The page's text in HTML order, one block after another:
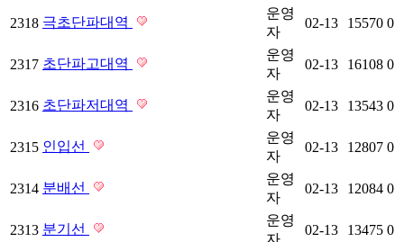
2318 극초단파대역
운영
자
02-13 15570 0
2317 초단파고대역
운영
자
02-13 16108 0
2316 초단파저대역
운영
자
02-13 13543 0
2315 인입선
운영
자
02-13 12807 0
2314 분배선
운영
자
02-13 12084 0
2313 분기선
운영
02-13 13475 0